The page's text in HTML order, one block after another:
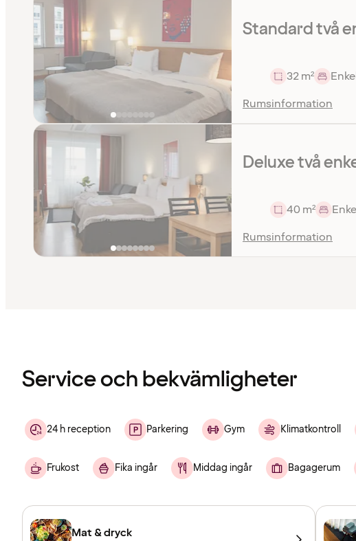
Standard två
32 m²
Rumsinformation
Deluxe två
40 m²
Rumsinformation
Service och bekvämligheter
24 h reception Parkering Gym Klimatkontroll
Frukost Fika ingår Middag ingår Bagagerum
Mat & dryck